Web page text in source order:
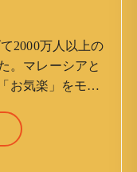
2000万人以上の
。マレーシアと
お気楽」をモッ
年7月4日(61
まで) 育